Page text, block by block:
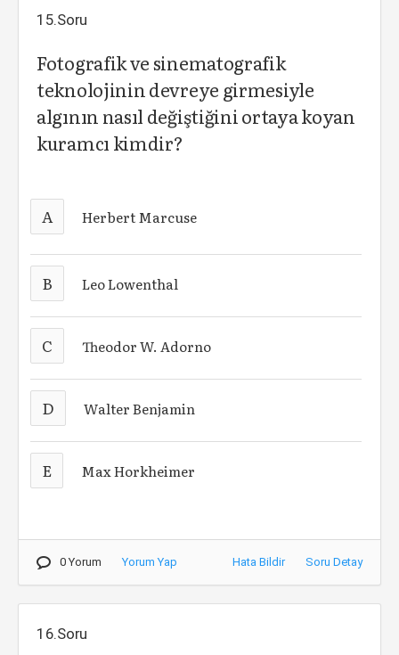
15.Soru
Fotografik ve sinematografik
teknolojinin devreye girmesiyle
algının nasıl değiştiğini ortaya koyan
kuramcı kimdir?
A Herbert Marcuse
B Leo Lowenthal
C Theodor W. Adorno
D Walter Benjamin
E Max Horkheimer
0 Yorum Yorum Yap Hata Bildir Soru Detay
16.Soru